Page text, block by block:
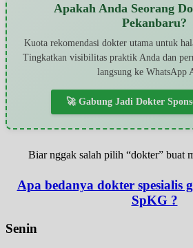
Apakah Anda Seorang
Pekanbaru?
Kuota rekomendasi dokter utama untuk
Tingkatkan visibilitas praktik Anda dan
langsung ke WhatsApp
🚀 Gabung Jadi Dokter
Biar nggak salah pilih “dokter” buat
Apa bedanya dokter spesialis
SpKG ?
Senin